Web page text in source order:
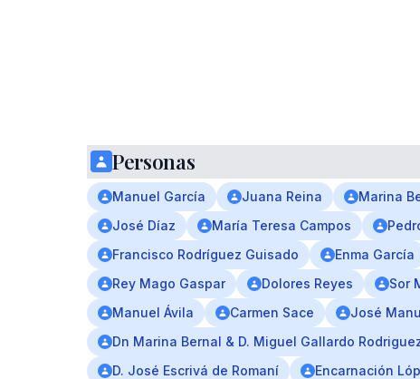
Personas
Manuel García Juana Reina Marina
José Díaz
María Teresa Campos
Francisco Rodríguez Guisado
Enma García
Rey Mago Gaspar
Dolores Reyes Sor
Manuel Ávila
Carmen Sace José
Dn Marina Bernal & D. Miguel Gallardo
D. José Escrivá de Romaní
Encarnación